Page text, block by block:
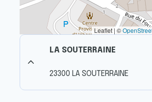
Leaflet | ©
LA SOUTERRAINE
23300 LA SOUTERRAINE